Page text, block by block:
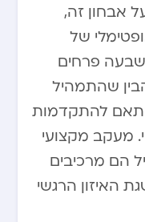
אבחון זה,
של
פרחים
שהתמהיל
להתקדמות
מעקב מקצועי
הם מרכיבים
האיזון הרגשי